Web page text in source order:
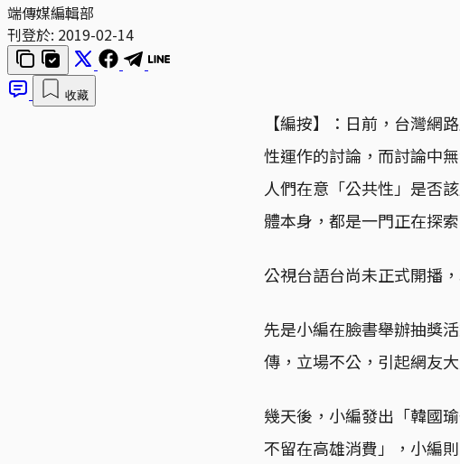
端傳媒編輯部
刊登於: 2019-02-14
收藏
【編按】：日前，台灣網
性運作的討論，而討論中
人們在意「公共性」是否
體本身，都是一門正在探
公視台語台尚未正式開播
先是小編在臉書舉辦抽獎
傳，立場不公，引起網友
幾天後，小編發出「韓國
不留在高雄消費」，小編